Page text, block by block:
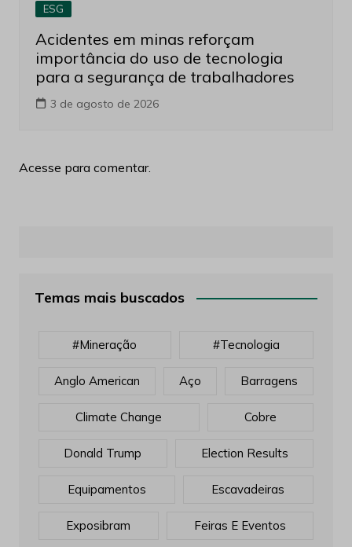
ESG
Acidentes em minas reforçam
importância do uso de tecnologia
para a segurança de trabalhadores
3 de agosto de 2026
Acesse para comentar.
Temas mais buscados
#mineração #tecnologia
Anglo American Aço Barragens
Climate Change Cobre
Donald Trump Election Results
Equipamentos Escavadeiras
Exposibram Feiras E Eventos